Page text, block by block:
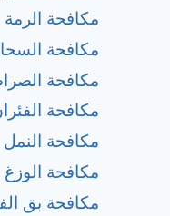
مكافحة الرمة
مكافحة
مكافحة
مكافحة
مكافحة النمل
مكافحة الوزغ
مكافحة بق